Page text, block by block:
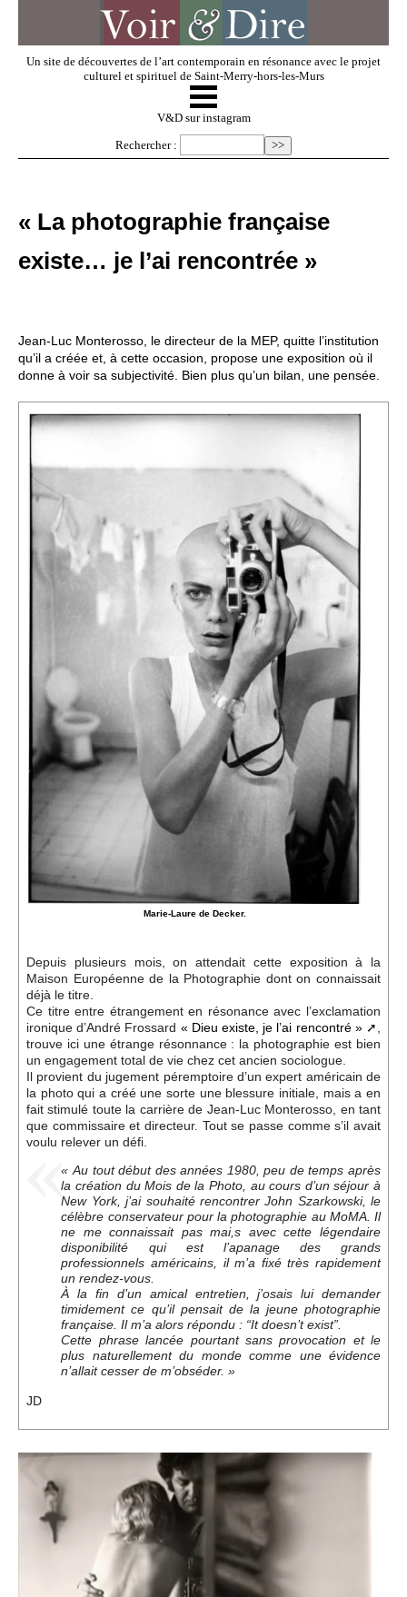
Un site de découvertes de l’art contemporain en résonance avec le projet
culturel et spirituel de Saint-Merry-hors-les-Murs
V & D
Exposer
Dossiers
Événements
Sacré
Cousinages
☰
V&D sur instagram
Rechercher :
« La photographie française
existe… je l’ai rencontrée »
Jean-Luc Monterosso, le directeur de la MEP, quitte l’institution
qu’il a créée et, à cette occasion, propose une exposition où il
donne à voir sa subjectivité. Bien plus qu’un bilan, une pensée.
Marie-Laure de Decker.
Depuis plusieurs mois, on attendait cette exposition à la
Maison Européenne de la Photographie dont on connaissait
déjà le titre.
Ce titre entre étrangement en résonance avec l’exclamation
ironique d’André Frossard « Dieu existe, je l’ai rencontré »
,
trouve ici une étrange résonnance : la photographie est bien
un engagement total de vie chez cet ancien sociologue.
Il provient du jugement péremptoire d’un expert américain de
la photo qui a créé une sorte une blessure initiale, mais a en
fait stimulé toute la carrière de Jean-Luc Monterosso, en tant
que commissaire et directeur. Tout se passe comme s’il avait
voulu relever un défi.
« Au tout début des années 1980, peu de temps après
la création du Mois de la Photo, au cours d’un séjour à
New York, j’ai souhaité rencontrer John Szarkowski, le
célèbre conservateur pour la photographie au MoMA. Il
ne me connaissait pas mai,s avec cette légendaire
disponibilité qui est l’apanage des grands
professionnels américains, il m’a fixé très rapidement
un rendez-vous.
À la fin d’un amical entretien, j’osais lui demander
timidement ce qu’il pensait de la jeune photographie
française. Il m’a alors répondu : “It doesn’t exist”.
Cette phrase lancée pourtant sans provocation et le
plus naturellement du monde comme une évidence
n’allait cesser de m’obséder. »
JD